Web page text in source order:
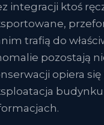
integracji ktoś
trafią do
pozostają
opiera